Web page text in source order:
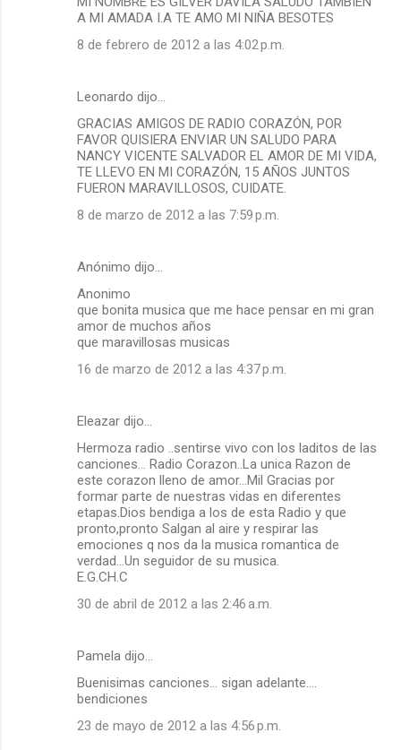
A MI AMADA I.A TE AMO MI NIÑA BESOTES
8 de febrero de 2012 a las 4:02 p.m.
Leonardo dijo…
GRACIAS AMIGOS DE RADIO CORAZÓN, POR
FAVOR QUISIERA ENVIAR UN SALUDO PARA
NANCY VICENTE SALVADOR EL AMOR DE MI VIDA,
TE LLEVO EN MI CORAZÓN, 15 AÑOS JUNTOS
FUERON MARAVILLOSOS, CUIDATE.
8 de marzo de 2012 a las 7:59 p.m.
Anónimo dijo…
Anonimo
que bonita musica que me hace pensar en mi gran
amor de muchos años
que maravillosas musicas
16 de marzo de 2012 a las 4:37 p.m.
Eleazar dijo…
Hermoza radio ..sentirse vivo con los laditos de las
canciones... Radio Corazon..La unica Razon de
este corazon lleno de amor...Mil Gracias por
formar parte de nuestras vidas en diferentes
etapas.Dios bendiga a los de esta Radio y que
pronto,pronto Salgan al aire y respirar las
emociones q nos da la musica romantica de
verdad...Un seguidor de su musica.
E.G.CH.C
30 de abril de 2012 a las 2:46 a.m.
Pamela dijo…
Buenisimas canciones... sigan adelante....
bendiciones
23 de mayo de 2012 a las 4:56 p.m.